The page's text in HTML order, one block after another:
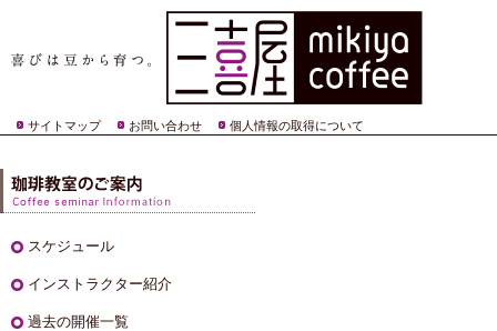
サイトマップ お問い合わせ 個人情報の取得について
スケジュール
インストラクター紹介
過去の開催一覧